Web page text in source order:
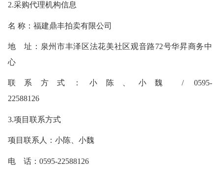
2.采购代理机构信息
名 称：福建鼎丰拍卖有限公司
地 址： 泉州市丰泽区法花美社区观音路72号华昇商务中
心
联系方式：小陈、小魏
/ 0595-
22588126
3.项目联系方式
项目联系人： 小陈、小魏
电 话： 0595-22588126